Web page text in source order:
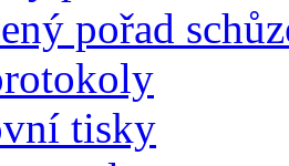
pořad
tisky